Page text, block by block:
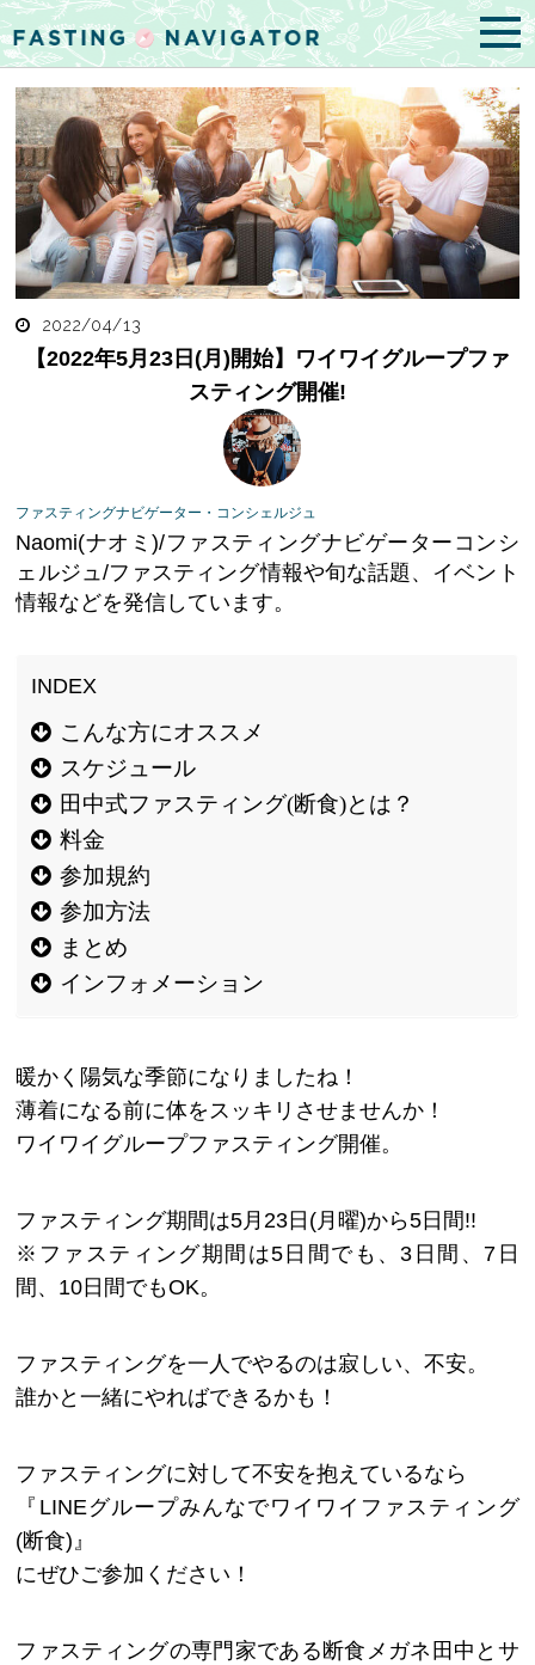
2022/04/13
【2022年5月23日(月)開始】ワイワイグループファ
スティング開催!
ファスティングナビゲーター・コンシェルジュ
Naomi(ナオミ)/ファスティングナビゲーターコンシ
ェルジュ/ファスティング情報や旬な話題、イベント
情報などを発信しています。
こんな方にオススメ
スケジュール
田中式ファスティング(断食)とは？
料金
参加規約
参加方法
まとめ
インフォメーション
暖かく陽気な季節になりましたね！
薄着になる前に体をスッキリさせませんか！
ワイワイグループファスティング開催。
ファスティング期間は5月23日(月曜)から5日間!!
※ファスティング期間は5日間でも、3日間、7日
間、10日間でもOK。
ファスティングを一人でやるのは寂しい、不安。
誰かと一緒にやればできるかも！
ファスティングに対して不安を抱えているなら
『LINEグループみんなでワイワイファスティング
(断食)』
にぜひご参加ください！
ファスティングの専門家である断食メガネ田中とサ